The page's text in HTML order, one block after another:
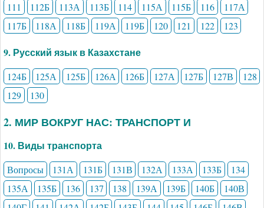
111
112Б 113А 113Б 114 115А 115Б 116
117А
117Б
118А 118Б 119А 119Б 120 121 122 123
9. Русский язык в Казахстане
124Б 125А 125Б 126А 126Б 127А 127Б 127В
128
129
130
2. МИР ВОКРУГ НАС: ТРАНСПОРТ И
10. Виды транспорта
Вопросы 131А 131Б 131В 132А 133А 133Б
134
135А
135Б 136 137 138 139А 139Б 140Б
140В